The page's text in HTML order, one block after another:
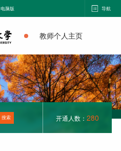
电脑版 导航
教师个人主页
搜索 开通人数： 280